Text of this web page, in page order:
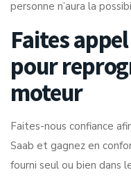
personne n’aura la
Faites
pour
moteur
Faites-nous confiance
Saab et gagnez en
fourni seul ou bien dans